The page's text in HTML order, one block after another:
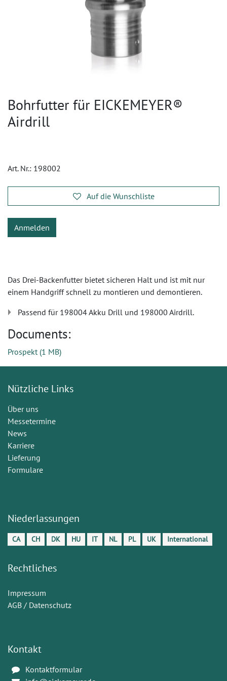
Bohrfutter für EICKEMEYER®
Airdrill
Art. Nr.: 198002
Auf die Wunschliste
Anmelden
Das Drei-Backenfutter bietet sicheren Halt und ist mit nur
einem Handgriff schnell zu montieren und demontieren.
Passend für 198004 Akku Drill und 198000 Airdrill.
Documents:
Prospekt(1 MB)
Nützliche Links
Über uns
Messetermine
News
Karriere
Lieferung
Formulare
Niederlassungen
CA CH DK HU IT NL PL UK International
Rechtliches
Impressum
AGB / Datenschutz
Kontakt
Kontaktformular